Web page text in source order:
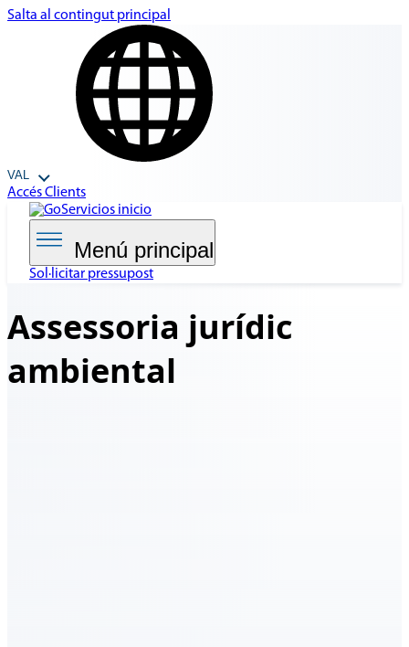
Salta al contingut principal
VAL
Accés Clients
Menú principal
Sol·licitar pressupost
Assessoria jurídic
ambiental